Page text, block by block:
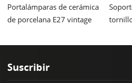
Portalámparas de cerámica
de porcelana E27 vintage
base
Suscribir